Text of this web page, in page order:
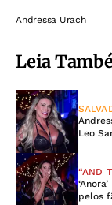
Andressa Urach
Leia
Leo
“AND
pelos